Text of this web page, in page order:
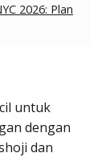
2026: Plan
untuk
dengan
dan